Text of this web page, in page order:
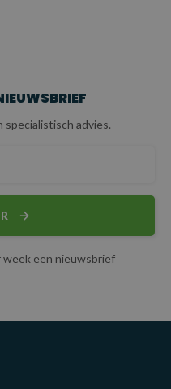
advies.
week een nieuwsbrief